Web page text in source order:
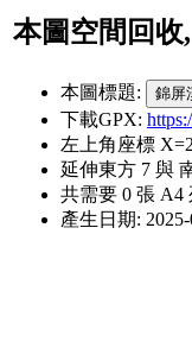
本圖空間回
本圖標題: 錦屏
下載GPX:
左上角座標
延伸東方 7 與
共需要 0 張 A4
產生日期: 2025-